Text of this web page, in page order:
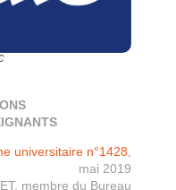
universitaire n°1428
mai 2019
membre du Bureau